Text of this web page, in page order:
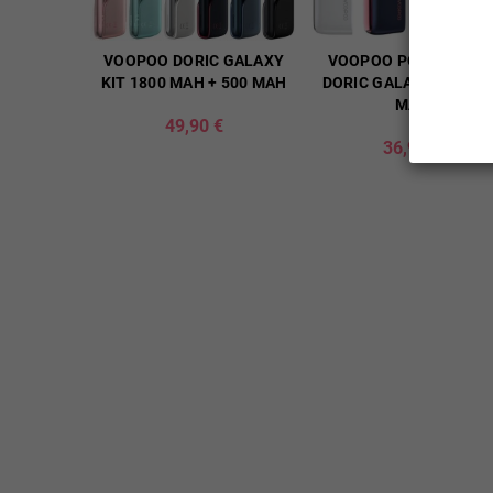
VOOPOO DORIC GALAXY
KIT 1800 MAH + 500 MAH
49,90 €
VOOPOO POWER BANK
DORIC GALAXY KIT 1800
MAH
36,90 €